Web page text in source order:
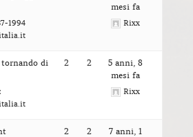
1994
mesi fa
Rixx
di
2 2
5 anni, 8
mesi fa
Rixx
2 2
7 anni, 1